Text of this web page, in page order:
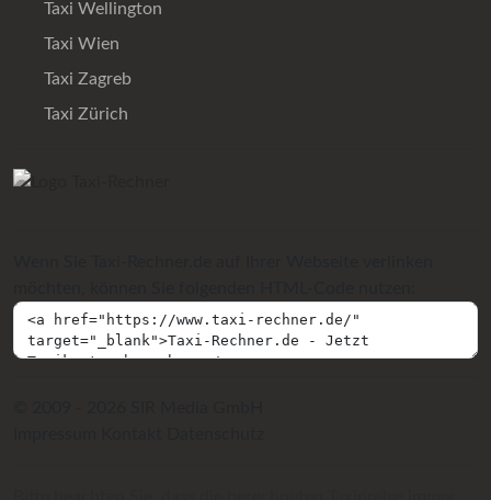
Taxi Wellington
Taxi Wien
Taxi Zagreb
Taxi Zürich